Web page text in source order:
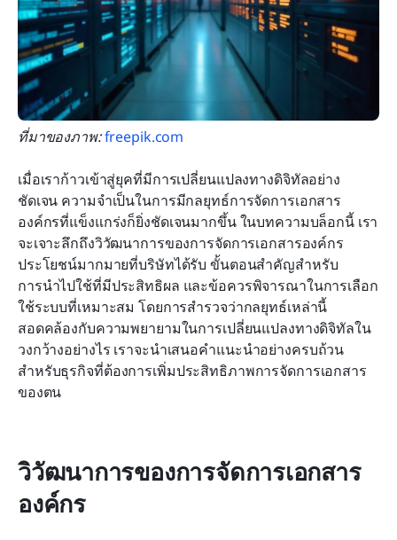
ที่มาของภาพ: freepik.com
เมื่อเราก้าวเข้าสู่ยุคที่มีการเปลี่ยนแปลงทางดิจิทัลอย่าง
ชัดเจน ความจำเป็นในการมีกลยุทธ์การจัดการเอกสาร
องค์กรที่แข็งแกร่งก็ยิ่งชัดเจนมากขึ้น ในบทความบล็อกนี้ เรา
จะเจาะลึกถึงวิวัฒนาการของการจัดการเอกสารองค์กร
ประโยชน์มากมายที่บริษัทได้รับ ขั้นตอนสำคัญสำหรับ
การนำไปใช้ที่มีประสิทธิผล และข้อควรพิจารณาในการเลือก
ใช้ระบบที่เหมาะสม โดยการสำรวจว่ากลยุทธ์เหล่านี้
สอดคล้องกับความพยายามในการเปลี่ยนแปลงทางดิจิทัลใน
วงกว้างอย่างไร เราจะนำเสนอคำแนะนำอย่างครบถ้วน
สำหรับธุรกิจที่ต้องการเพิ่มประสิทธิภาพการจัดการเอกสาร
ของตน
วิวัฒนาการของการจัดการเอกสาร
องค์กร